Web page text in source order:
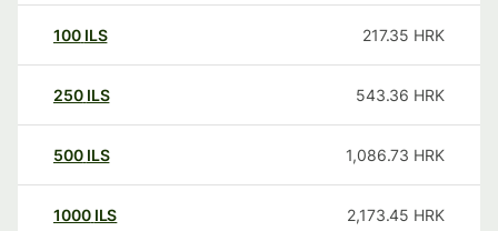
100 ILS 217.35 HRK
250 ILS 543.36 HRK
500 ILS 1,086.73 HRK
1000 ILS 2,173.45 HRK